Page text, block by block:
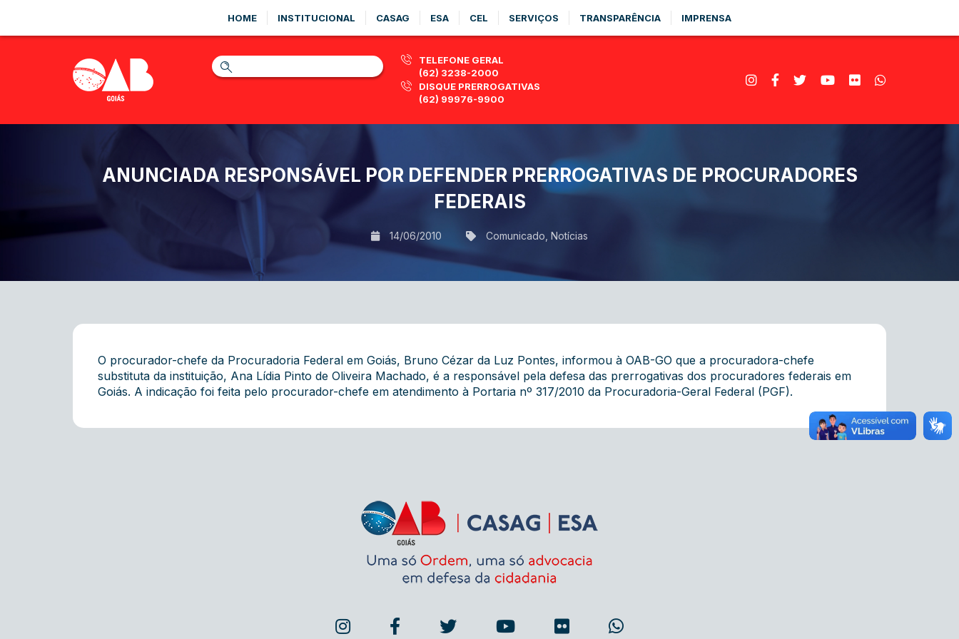
HOME INSTITUCIONAL CASAG ESA CEL SERVIÇOS TRANSPARÊNCIA IMPRENSA
TELEFONE GERAL
(62) 3238-2000
DISQUE PRERROGATIVAS
(62) 99976-9900
ANUNCIADA RESPONSÁVEL POR DEFENDER PRERROGATIVAS DE PROCURADORES
FEDERAIS
14/06/2010 Comunicado Notícias
O procurador-chefe da Procuradoria Federal em Goiás, Bruno Cézar da Luz Pontes, informou à OAB-GO que a procuradora-chefe
substituta da instituição, Ana Lídia Pinto de Oliveira Machado, é a responsável pela defesa das prerrogativas dos procuradores federais em
Goiás. A indicação foi feita pelo procurador-chefe em atendimento à Portaria nº 317/2010 da Procuradoria-Geral Federal (PGF).